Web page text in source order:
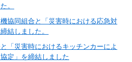
。
協同組合と「災害時における応急対
結しました。
「災害時におけるキッチンカーによ
定」を締結しました